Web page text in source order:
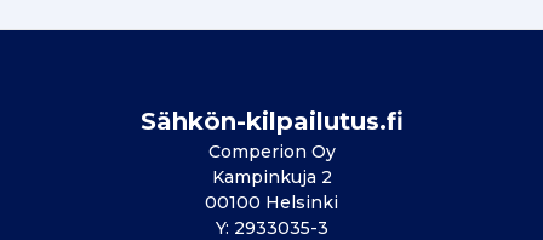
Sähkön-kilpailutus.fi
Comperion Oy
Kampinkuja 2
00100 Helsinki
Y: 2933035-3